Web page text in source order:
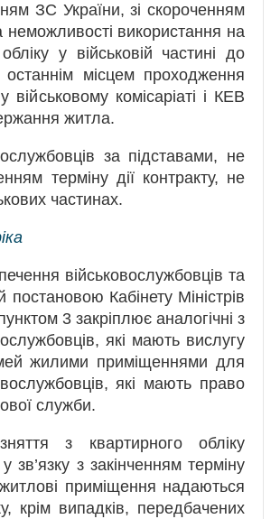
ЗС України, зі скороченням
неможливості використання на
у військовій частині до
місцем проходження
комісаріаті і КЕВ
житла.
за підставами, не
терміну дії контракту, не
частинах.
військовослужбовців та
Кабінету Міністрів
3 закріплює аналогічні з
які мають вислугу
жилими приміщеннями для
які мають право
служби.
з квартирного обліку
зв’язку з закінченням терміну
приміщення надаються
крім випадків, передбачених